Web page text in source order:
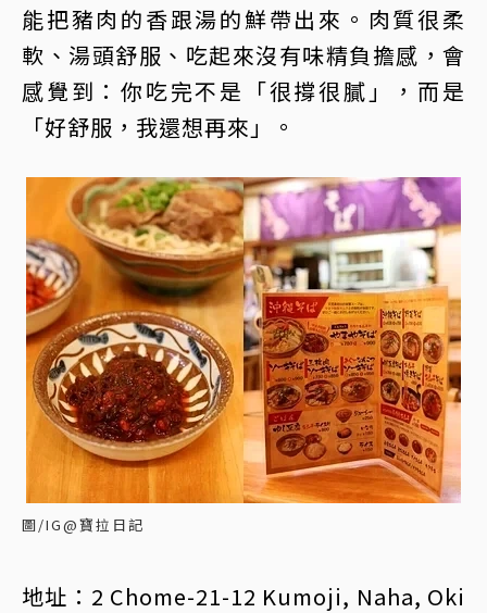
能把豬肉的香跟湯的鮮帶出來。肉質很柔
軟、湯頭舒服、吃起來沒有味精負擔感，會
感覺到：你吃完不是「很撐很膩」，而是
「好舒服，我還想再來」。
圖/IG@寶拉日記
地址：2 Chome-21-12 Kumoji, Naha, Oki